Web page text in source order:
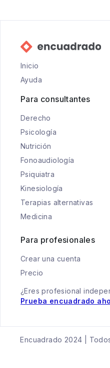
Inicio
Ayuda
Para consultantes
Derecho
Psicología
Nutrición
Fonoaudiología
Psiquiatra
Kinesiología
Terapias alternativas
Medicina
Para profesionales
Crear una cuenta
Precio
¿Eres profesional
Prueba encuadrado
Encuadrado 2024 |